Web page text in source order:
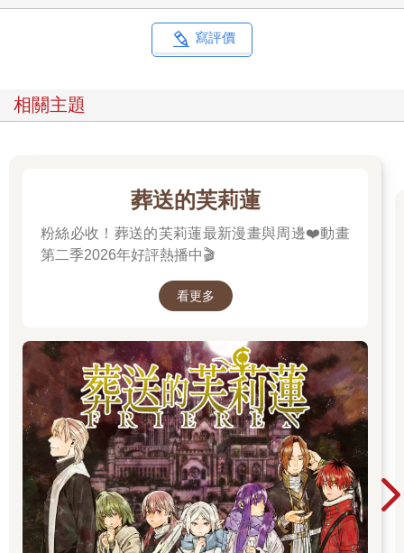
寫評價
相關主題
葬送的芙莉蓮
粉絲必收！葬送的芙莉蓮最新漫畫與周邊❤️動畫
第二季2026年好評熱播中🎬
看更多